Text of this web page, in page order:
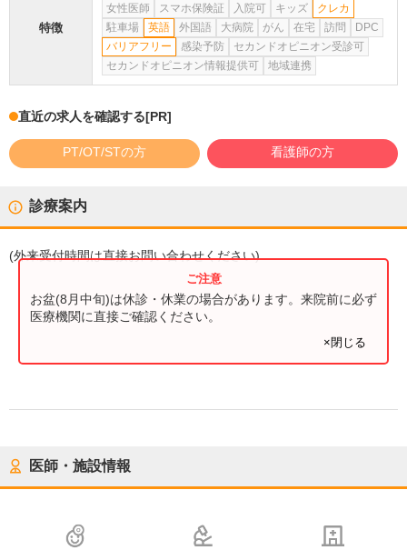
特徴
女性医師
スマホ保険証 入院可 キッズ
クレカ
駐車場
英語 外国語 大病院 がん 在宅 訪問
DPC
バリアフリー
感染予防
セカンドオピニオン受診可
セカンドオピニオン情報提供可
地域連携
直近の求人を確認する[PR]
PT/OT/STの方 看護師の方
診療案内
(外来受付時間は直接お問い合わせください)
お盆(8月中旬)は休診・休業の場合があります。来院前に必ず
医療機関に直接ご確認ください。
×閉じる
医師・施設情報